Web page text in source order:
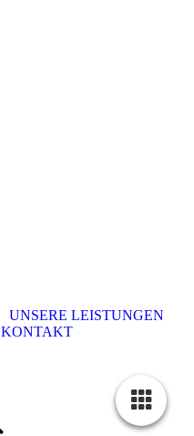
UNSERE LEISTUNGEN
KONTAKT